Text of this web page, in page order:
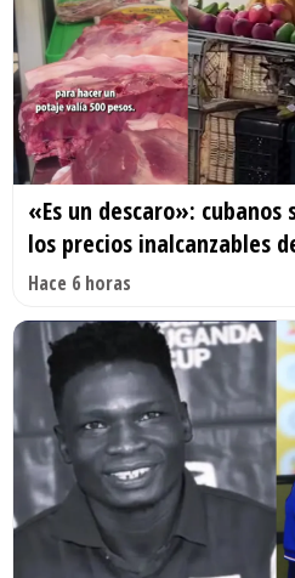
«Es un descaro»:
los precios inalcanzables
Hace 6 horas